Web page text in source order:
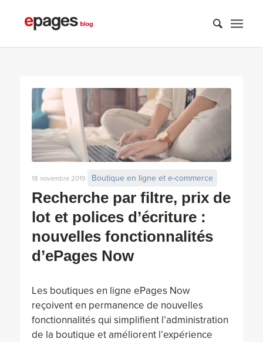
Recherche par filtre, prix de
lot et polices d’écriture :
nouvelles fonctionnalités
d’ePages Now
18 novembre 2019 Boutique en ligne et e-commerce
Les boutiques en ligne ePages Now
reçoivent en permanence de nouvelles
fonctionnalités qui simplifient l’administration
de la boutique et améliorent l’expérience